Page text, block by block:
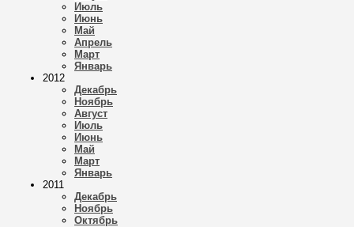
Июль
Июнь
Май
Апрель
Март
Январь
2012
Декабрь
Ноябрь
Август
Июль
Июнь
Май
Март
Январь
2011
Декабрь
Ноябрь
Октябрь